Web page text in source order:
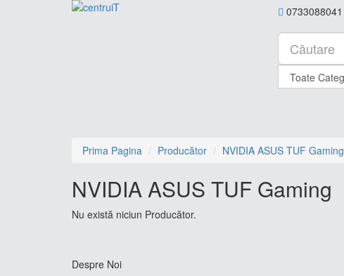
0733088041
Prima Pagina Producător NVIDIA ASUS TUF Gaming
NVIDIA ASUS TUF Gaming
Nu există niciun Producător.
Despre Noi